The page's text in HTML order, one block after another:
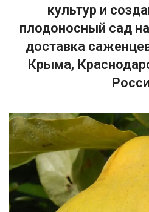
культур и
плодоносный сад
доставка
Крыма,